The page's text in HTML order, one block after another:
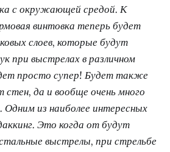
с окружающей средой. К
винтовка теперь будет
слоев, которые будут
при выстрелах в различном
просто супер! Будет также
да и вообще очень много
из наиболее интересных
Это когда от будут
выстрелы, при стрельбе